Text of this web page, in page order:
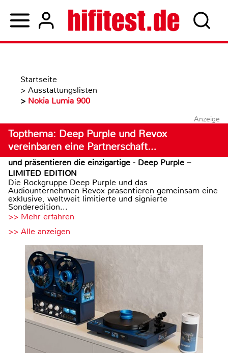
Startseite
> Ausstattungslisten
> Nokia Lumia 900
Anzeige
Topthema: Deep Purple und Revox
vereinbaren eine Partnerschaft…
und präsentieren die einzigartige - Deep Purple –
LIMITED EDITION
Die Rockgruppe Deep Purple und das
Audiounternehmen Revox präsentieren gemeinsam eine
exklusive, weltweit limitierte und signierte
Sonderedition...
>> Mehr erfahren
>> Alle anzeigen